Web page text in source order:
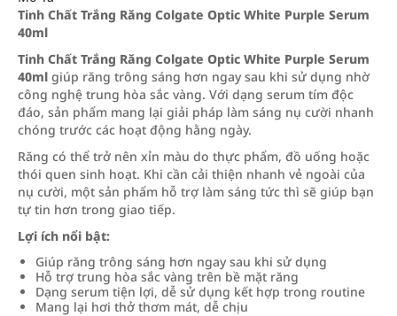
Tinh Chất Trắng Răng Colgate Optic White Purple Serum
40ml
Tinh Chất Trắng Răng Colgate Optic White Purple Serum
40ml giúp răng trông sáng hơn ngay sau khi sử dụng nhờ
công nghệ trung hòa sắc vàng. Với dạng serum tím độc
đáo, sản phẩm mang lại giải pháp làm sáng nụ cười nhanh
chóng trước các hoạt động hằng ngày.
Răng có thể trở nên xỉn màu do thực phẩm, đồ uống hoặc
thói quen sinh hoạt. Khi cần cải thiện nhanh vẻ ngoài của
nụ cười, một sản phẩm hỗ trợ làm sáng tức thì sẽ giúp bạn
tự tin hơn trong giao tiếp.
Lợi ích nổi bật:
Giúp răng trông sáng hơn ngay sau khi sử dụng
Hỗ trợ trung hòa sắc vàng trên bề mặt răng
Dạng serum tiện lợi, dễ sử dụng kết hợp trong routine
Mang lại hơi thở thơm mát, dễ chịu